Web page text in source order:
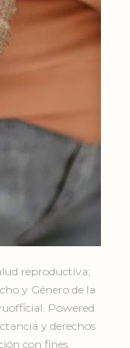
reproductiva;
y Género de la
Powered
y derechos
con fines